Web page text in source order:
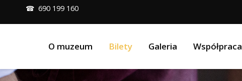
690 199 160
O muzeum Bilety Galeria Współpraca